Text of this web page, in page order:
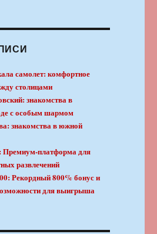
самолет: комфортное
столицами
знакомства в
с особым шармом
знакомства в южной
Премиум-платформа для
развлечений
Рекордный 800% бонус и
для выигрыша